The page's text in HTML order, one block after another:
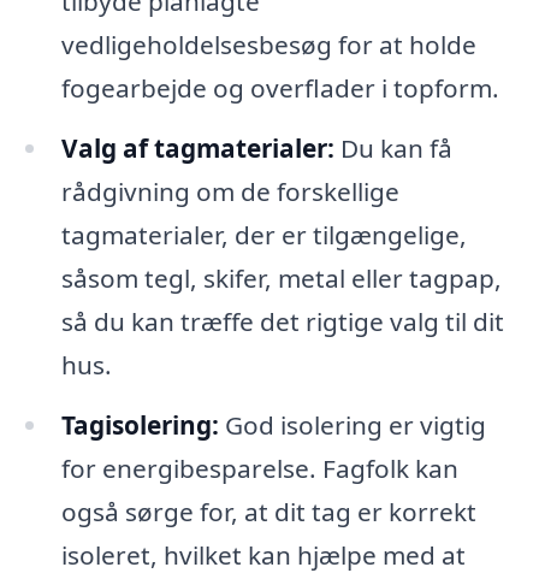
vedligeholdelsesbesøg for at holde
fogearbejde og overflader i topform.
Valg af tagmaterialer: Du kan få
rådgivning om de forskellige
tagmaterialer, der er tilgængelige,
såsom tegl, skifer, metal eller tagpap,
så du kan træffe det rigtige valg til dit
hus.
Tagisolering: God isolering er vigtig
for energibesparelse. Fagfolk kan
også sørge for, at dit tag er korrekt
isoleret, hvilket kan hjælpe med at